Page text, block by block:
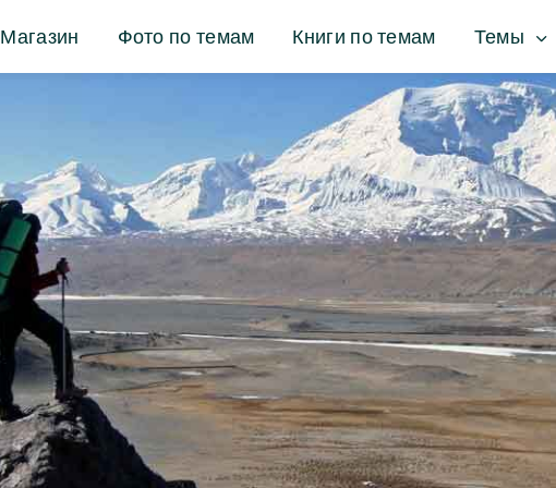
Магазин Фото по темам Книги по темам Темы